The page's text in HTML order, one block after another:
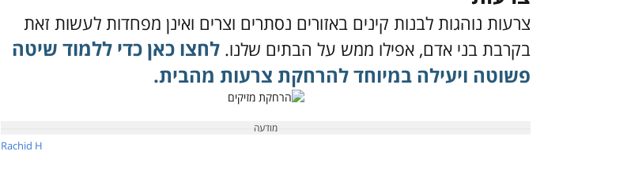
צרעות נוהגות לבנות קינים באזורים נסתרים וצרים ואינן מפחדות לעשות זאת
בקרבת בני אדם, אפילו ממש על הבתים שלנו. לחצו כאן כדי ללמוד שיטה
פשוטה ויעילה במיוחד להרחקת צרעות מהבית.
Rachid H